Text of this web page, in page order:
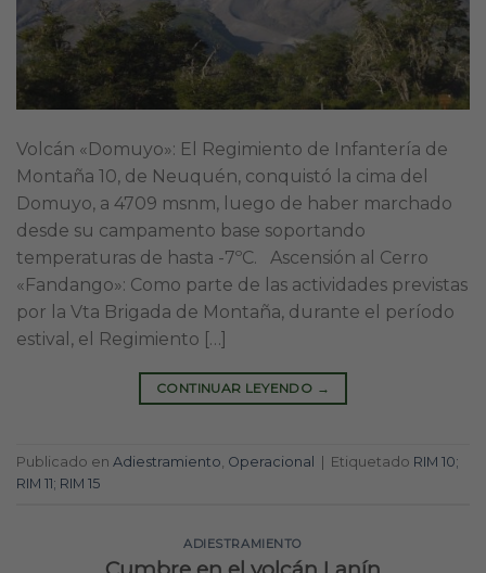
Volcán «Domuyo»: El Regimiento de Infantería de
Montaña 10, de Neuquén, conquistó la cima del
Domuyo, a 4709 msnm, luego de haber marchado
desde su campamento base soportando
temperaturas de hasta -7ºC. Ascensión al Cerro
«Fandango»: Como parte de las actividades previstas
por la Vta Brigada de Montaña, durante el período
estival, el Regimiento […]
CONTINUAR LEYENDO →
Publicado en Adiestramiento, Operacional Etiquetado RIM 10;
RIM 11; RIM 15
ADIESTRAMIENTO